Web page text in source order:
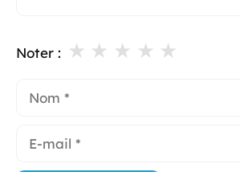
Noter : ★
★
★
★
★
mail